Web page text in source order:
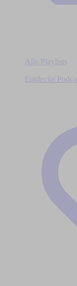
Alle Playlists
Entdecke